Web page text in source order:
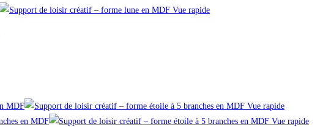
Vue rapide
Vue rapide
Vue rapide